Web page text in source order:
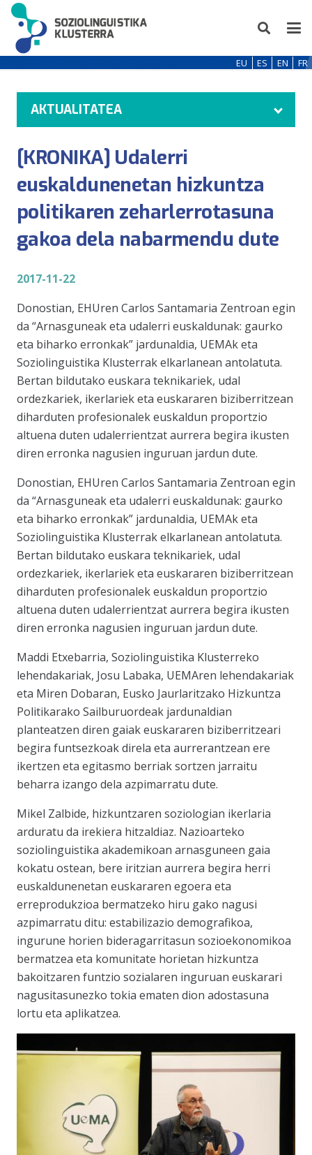
EU ES EN FR
AKTUALITATEA
[KRONIKA] Udalerri
euskaldunenetan hizkuntza
politikaren zeharlerrotasuna
gakoa dela nabarmendu dute
2017-11-22
Donostian, EHUren Carlos Santamaria Zentroan egin
da “Arnasguneak eta udalerri euskaldunak: gaurko
eta biharko erronkak” jardunaldia, UEMAk eta
Soziolinguistika Klusterrak elkarlanean antolatuta.
Bertan bildutako euskara teknikariek, udal
ordezkariek, ikerlariek eta euskararen biziberritzean
diharduten profesionalek euskaldun proportzio
altuena duten udalerrientzat aurrera begira ikusten
diren erronka nagusien inguruan jardun dute.
Donostian, EHUren Carlos Santamaria Zentroan egin
da “Arnasguneak eta udalerri euskaldunak: gaurko
eta biharko erronkak” jardunaldia, UEMAk eta
Soziolinguistika Klusterrak elkarlanean antolatuta.
Bertan bildutako euskara teknikariek, udal
ordezkariek, ikerlariek eta euskararen biziberritzean
diharduten profesionalek euskaldun proportzio
altuena duten udalerrientzat aurrera begira ikusten
diren erronka nagusien inguruan jardun dute.
Maddi Etxebarria, Soziolinguistika Klusterreko
lehendakariak, Josu Labaka, UEMAren lehendakariak
eta Miren Dobaran, Eusko Jaurlaritzako Hizkuntza
Politikarako Sailburuordeak jardunaldian
planteatzen diren gaiak euskararen biziberritzeari
begira funtsezkoak direla eta aurrerantzean ere
ikertzen eta egitasmo berriak sortzen jarraitu
beharra izango dela azpimarratu dute.
Mikel Zalbide, hizkuntzaren soziologian ikerlaria
arduratu da irekiera hitzaldiaz. Nazioarteko
soziolinguistika akademikoan arnasguneen gaia
kokatu ostean, bere iritzian aurrera begira herri
euskaldunenetan euskararen egoera eta
erreprodukzioa bermatzeko hiru gako nagusi
azpimarratu ditu: estabilizazio demografikoa,
ingurune horien bideragarritasun sozioekonomikoa
bermatzea eta komunitate horietan hizkuntza
bakoitzaren funtzio sozialaren inguruan euskarari
nagusitasunezko tokia ematen dion adostasuna
lortu eta aplikatzea.